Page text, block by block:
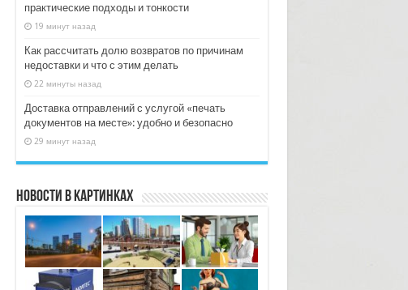
практические подходы и тонкости
19 минут назад
Как рассчитать долю возвратов по причинам
недоставки и что с этим делать
22 минуты назад
Доставка отправлений с услугой «печать
документов на месте»: удобно и безопасно
29 минут назад
Новости в картинках